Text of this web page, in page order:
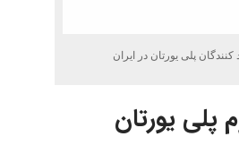
کنندگان پلی یورتان در ایران
پلی یورتان